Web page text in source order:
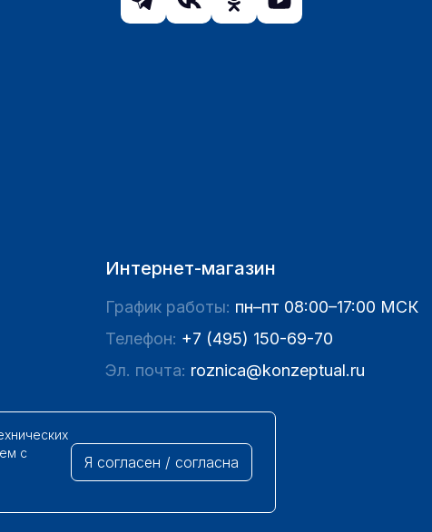
Интернет-магазин
График работы: пн–пт 08:00–17:00 МСК
Телефон: +7 (495) 150-69-70
Эл. почта: roznica@konzeptual.ru
с
Я согласен / согласна